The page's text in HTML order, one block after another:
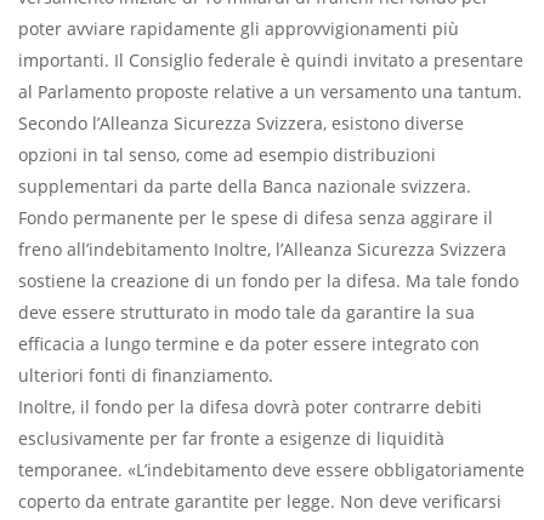
poter avviare rapidamente gli approvvigionamenti più
importanti. Il Consiglio federale è quindi invitato a presentare
al Parlamento proposte relative a un versamento una tantum.
Secondo l’Alleanza Sicurezza Svizzera, esistono diverse
opzioni in tal senso, come ad esempio distribuzioni
supplementari da parte della Banca nazionale svizzera.
Fondo permanente per le spese di difesa senza aggirare il
freno all’indebitamento Inoltre, l’Alleanza Sicurezza Svizzera
sostiene la creazione di un fondo per la difesa. Ma tale fondo
deve essere strutturato in modo tale da garantire la sua
efficacia a lungo termine e da poter essere integrato con
ulteriori fonti di finanziamento.
Inoltre, il fondo per la difesa dovrà poter contrarre debiti
esclusivamente per far fronte a esigenze di liquidità
temporanee. «L’indebitamento deve essere obbligatoriamente
coperto da entrate garantite per legge. Non deve verificarsi